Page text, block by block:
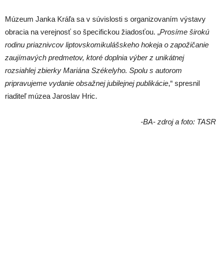
Múzeum Janka Kráľa sa v súvislosti s organizovaním výstavy
obracia na verejnosť so špecifickou žiadosťou. „Prosíme širokú
rodinu priaznivcov liptovskomikulášskeho hokeja o zapožičanie
zaujímavých predmetov, ktoré doplnia výber z unikátnej
rozsiahlej zbierky Mariána Székelyho. Spolu s autorom
pripravujeme vydanie obsažnej jubilejnej publikácie,“ spresnil
riaditeľ múzea Jaroslav Hric.
-BA- zdroj a foto: TASR